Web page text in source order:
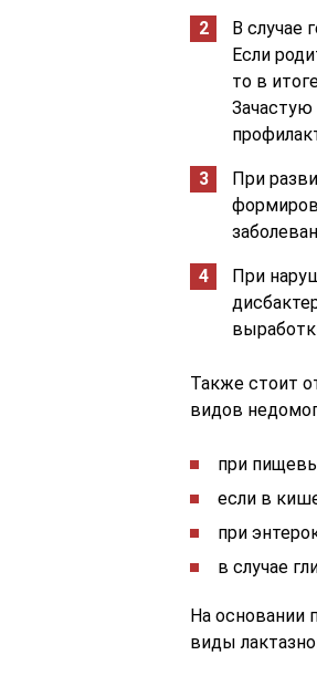
В случае
Если
то в
Зачастую
При
При
Также стоит
видов
при
если в
при
в случае
На основании
виды